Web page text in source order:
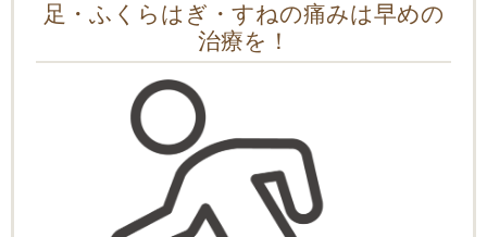
足・ふくらはぎ・すねの痛みは早めの
治療を！